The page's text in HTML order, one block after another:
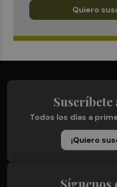
Quiero
Todos los días a
¡Quiero
Síguenos